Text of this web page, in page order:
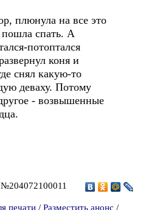
плюнула на все это
пошла спать. А
потоптался
коня и
снял какую-то
деваху. Потому
- возвышенные
№204072100011
печати / Разместить анонс /